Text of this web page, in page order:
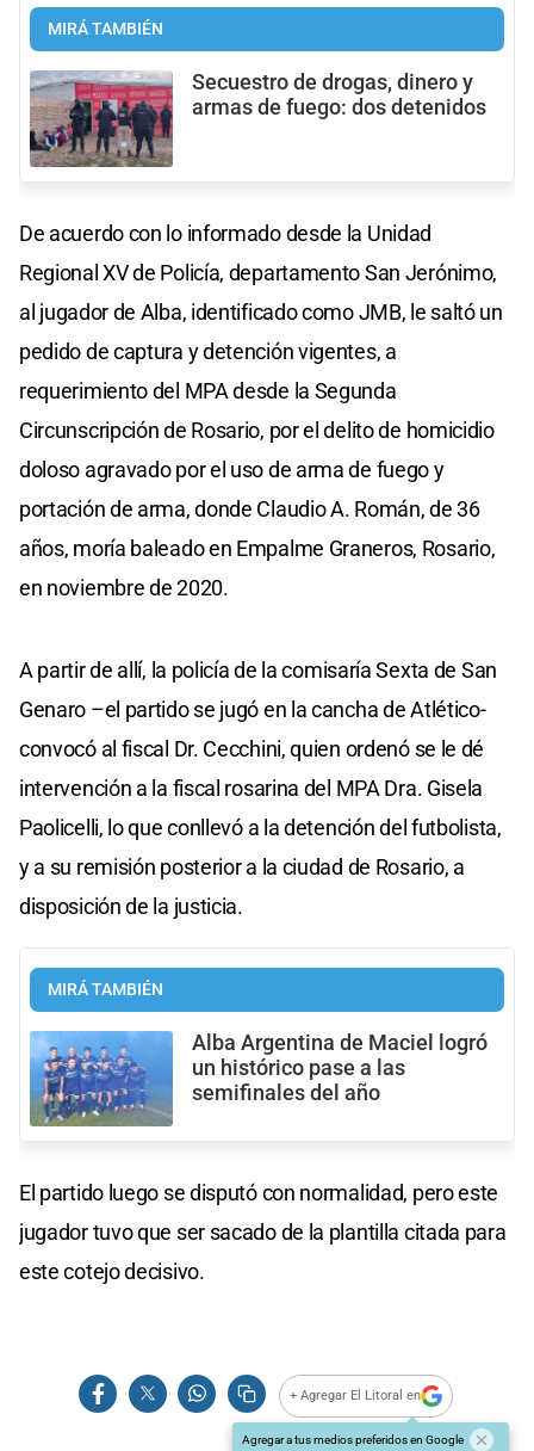
MIRÁ TAMBIÉN
Secuestro de drogas, dinero y
armas de fuego: dos detenidos
De acuerdo con lo informado desde la Unidad
Regional XV de Policía, departamento San Jerónimo,
al jugador de Alba, identificado como JMB, le saltó un
pedido de captura y detención vigentes, a
requerimiento del MPA desde la Segunda
Circunscripción de Rosario, por el delito de homicidio
doloso agravado por el uso de arma de fuego y
portación de arma, donde Claudio A. Román, de 36
años, moría baleado en Empalme Graneros, Rosario,
en noviembre de 2020.
A partir de allí, la policía de la comisaría Sexta de San
Genaro –el partido se jugó en la cancha de Atlético-
convocó al fiscal Dr. Cecchini, quien ordenó se le dé
intervención a la fiscal rosarina del MPA Dra. Gisela
Paolicelli, lo que conllevó a la detención del futbolista,
y a su remisión posterior a la ciudad de Rosario, a
disposición de la justicia.
MIRÁ TAMBIÉN
Alba Argentina de Maciel logró
un histórico pase a las
semifinales del año
El partido luego se disputó con normalidad, pero este
jugador tuvo que ser sacado de la plantilla citada para
este cotejo decisivo.
+ Agregar El Litoral en
Agregar a tus medios preferidos en Google